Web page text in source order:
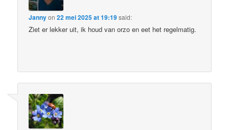
Jannyon22 mei 2025 at 19:19said:
Ziet er lekker uit, ik houd van orzo en eet het regelmatig.